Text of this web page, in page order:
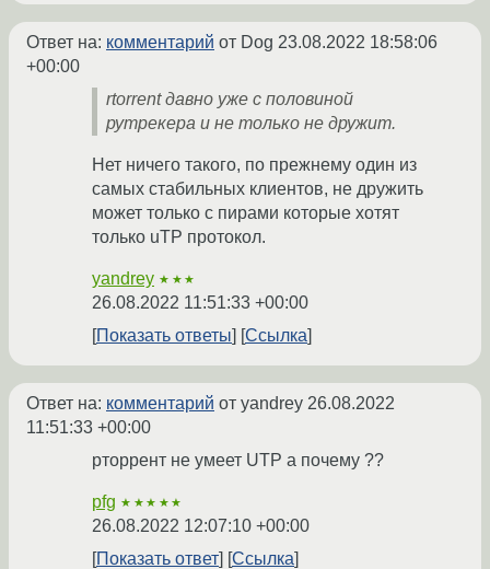
Ответ на: комментарий от Dog 23.08.2022 18:58:06
+00:00
rtorrent давно уже с половиной
рутрекера и не только не дружит.
Нет ничего такого, по прежнему один из
самых стабильных клиентов, не дружить
может только с пирами которые хотят
только uTP протокол.
yandrey ★★★
26.08.2022 11:51:33 +00:00
Показать ответы
Ссылка
Ответ на: комментарий от yandrey 26.08.2022
11:51:33 +00:00
рторрент не умеет UTP а почему ??
pfg ★★★★★
26.08.2022 12:07:10 +00:00
Показать ответ
Ссылка